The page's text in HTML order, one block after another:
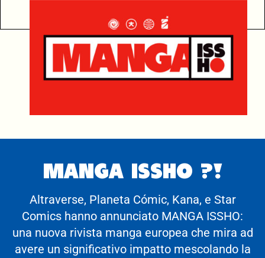
MANGA ISSHO ?!
Altraverse, Planeta Cómic, Kana, e Star
Comics hanno annunciato MANGA ISSHO:
una nuova rivista manga europea che mira ad
avere un significativo impatto mescolando la